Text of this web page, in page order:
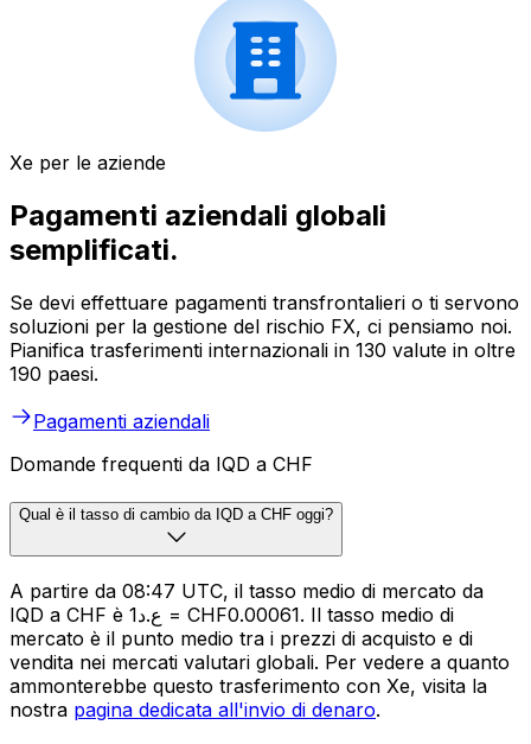
Xe per le aziende
Pagamenti aziendali globali
semplificati.
Se devi effettuare pagamenti transfrontalieri o ti servono
soluzioni per la gestione del rischio FX, ci pensiamo noi.
Pianifica trasferimenti internazionali in 130 valute in oltre
190 paesi.
Pagamenti aziendali
Domande frequenti da IQD a CHF
Qual è il tasso di cambio da IQD a CHF oggi?
A partire da 08:47 UTC, il tasso medio di mercato da
IQD a CHF è ع.د1 = CHF0.00061. Il tasso medio di
mercato è il punto medio tra i prezzi di acquisto e di
vendita nei mercati valutari globali. Per vedere a quanto
ammonterebbe questo trasferimento con Xe, visita la
nostra pagina dedicata all'invio di denaro.